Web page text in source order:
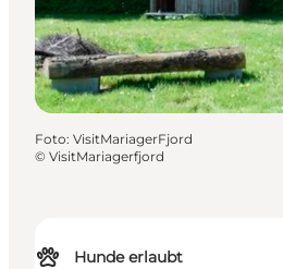
Hunde erlaubt
Foto: VisitMariagerFjord
© VisitMariagerfjord